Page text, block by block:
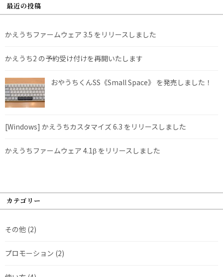
最近の投稿
かえうちファームウェア 3.5 をリリースしました
かえうち2 の予約受け付けを再開いたします
おやうちくんSS《Small Space》 を発売しました！
[Windows] かえうちカスタマイズ 6.3 をリリースしました
かえうちファームウェア 4.1β をリリースしました
カテゴリー
その他 (2)
プロモーション (2)